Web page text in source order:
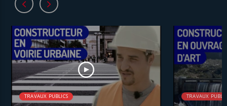
TRAVAUX PUBLICS TRAVAUX